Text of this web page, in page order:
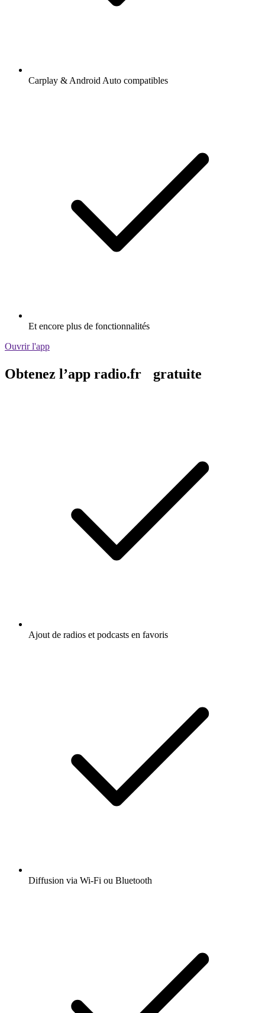
Carplay & Android Auto compatibles
Et encore plus de fonctionnalités
Ouvrir l'app
Obtenez l’app radio.fr gratuite
Ajout de radios et podcasts en favoris
Diffusion via Wi-Fi ou Bluetooth